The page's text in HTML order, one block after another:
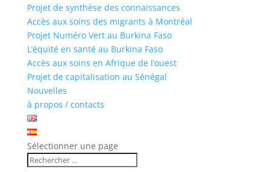
Projet de synthèse des connaissances
Accès aux soins des migrants à Montréal
Projet Numéro Vert au Burkina Faso
L’équité en santé au Burkina Faso
Accès aux soins en Afrique de l’ouest
Projet de capitalisation au Sénégal
Nouvelles
à propos / contacts
Sélectionner une page